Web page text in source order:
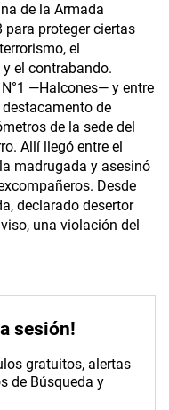
de la Armada
para proteger ciertas
el
el contrabando.
—Halcones— y entre
de
de la sede del
Allí llegó entre el
madrugada y asesinó
Desde
declarado desertor
una violación del
sesión!
gratuitos, alertas
de Búsqueda y